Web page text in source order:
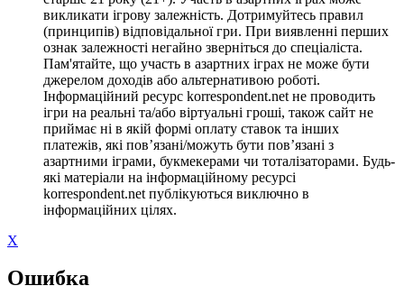
викликати ігрову залежність. Дотримуйтесь правил
(принципів) відповідальної гри. При виявленні перших
ознак залежності негайно зверніться до спеціаліста.
Пам'ятайте, що участь в азартних іграх не може бути
джерелом доходів або альтернативою роботі.
Інформаційний ресурс korrespondent.net не проводить
ігри на реальні та/або віртуальні гроші, також сайт не
приймає ні в якій формі оплату ставок та інших
платежів, які пов’язані/можуть бути пов’язані з
азартними іграми, букмекерами чи тоталізаторами. Будь-
які матеріали на інформаційному ресурсі
korrespondent.net публікуються виключно в
інформаційних цілях.
X
Ошибка